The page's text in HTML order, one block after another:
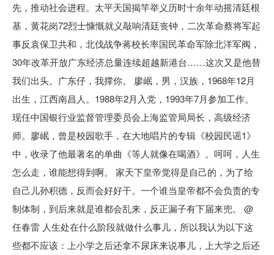
先，推动社会进程。太平天国揭竿举义历时十余年动摇清廷根
基，黄花岗72烈士慷慨就义敲响清廷丧钟，二次革命蔡将军起
事反袁保卫共和，北伐战争蒋校长率国民革命军除北洋军阀，
30年改革开放广东经济总量连续超越新港台……这次又是他替
我们出头。广东仔，我撑你。 廖岷，男，汉族，1968年12月
出生，江西南昌人。1988年2月入党，1993年7月参加工作。
现任中国银行业监督管理委员会上海监管局局长，高级经济
师。廖岷，曾是校园歌手，在大地唱片的专辑《校园民谣1》
中，收录了他最著名的单曲《等人就像在喝酒》。呵呵，人生
怎么走，谁能想得到啊。 家天下皇帝觉得是自己的，为了给
自己儿孙积德，反而会好好干。一个谁当皇帝都不会负责的专
制体制，到后来就是谁都会乱来，反正漏子有下届来兜。 @
任春雷 人生处在什么阶段就做什么事儿，所以我认为以下这
些都不应该：上小学之后还拿不尿床来说事儿，上大学之后还